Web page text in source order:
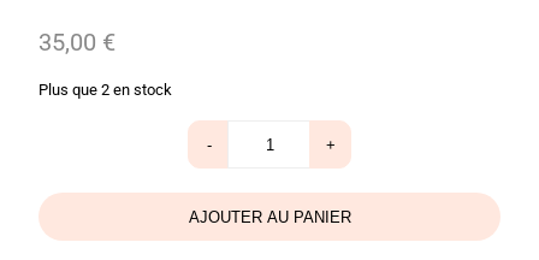
35,00 €
Plus que 2 en stock
de
Echarpe
châle
turquoise
- +
AJOUTER AU PANIER